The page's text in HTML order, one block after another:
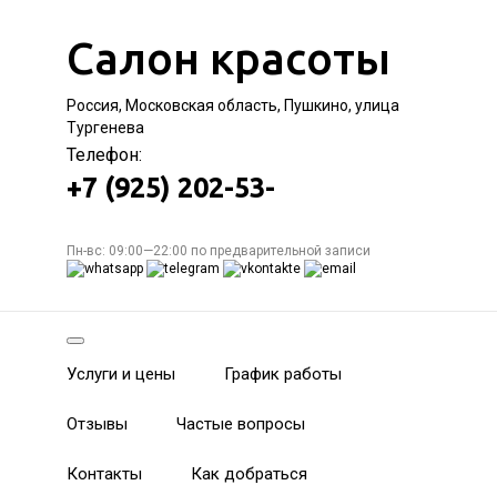
Салон красоты
Россия, Московская область, Пушкино, улица
Тургенева
Телефон:
+7 (925) 202-53-
Пн-вс: 09:00—22:00 по предварительной записи
Услуги и цены График работы
Отзывы Частые вопросы
Контакты Как добраться